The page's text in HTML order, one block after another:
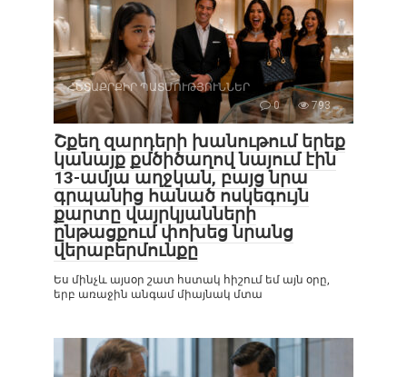
ՀԵՏԱՔՐՔԻՐ ՊԱՏՄՈՒԹՅՈՒՆՆԵՐ
0
793
Շքեղ զարդերի խանութում երեք
կանայք քմծիծաղով նայում էին
13-ամյա աղջկան, բայց նրա
գրպանից հանած ոսկեգույն
քարտը վայրկյանների
ընթացքում փոխեց նրանց
վերաբերմունքը
Ես մինչև այսօր շատ հստակ հիշում եմ այն օրը,
երբ առաջին անգամ միայնակ մտա